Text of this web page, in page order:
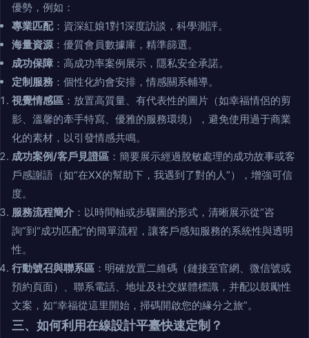
優勢，例如：
專業匹配：資深紅娘1對1深度訪談，科學測評。
海量資源：優質會員數據庫，精準篩選。
成功保障 ：高成功率案例展示，隱私安全承諾。
定制服務 ：個性化約會安排，情感關系輔導。
視覺情感區 ：放置高質量、有代表性的圖片（如幸福情侶的剪
影、溫馨的牽手特寫、優雅的服務環境），避免使用過于商業
化的素材，以引發情感共鳴。
成功案例/客戶見證區 ：簡要展示經過脫敏處理的成功故事或客
戶感謝語（如“在XX的幫助下，我遇到了對的人”），增強可信
度。
服務流程簡介 ：以時間軸或步驟圖的形式，清晰展示從“咨
詢”到“成功匹配”的簡單流程，讓客戶感知服務的系統性與透明
性。
行動號召與聯系區 ：明確放置二維碼（鏈接至官網、微信號或
預約頁面）、聯系電話、地址及社交媒體標識，并配以鼓勵性
文案，如“幸福從這里開始，掃碼開啟您的緣分之旅”。
三、如何利用在線設計平臺快速定制？